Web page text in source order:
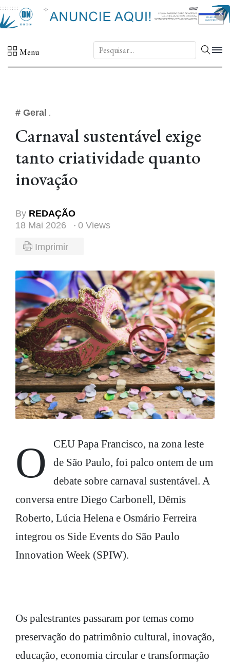
×
Menu DN.
# Geral
Carnaval sustentável exige
tanto criatividade quanto
inovação
By REDAÇÃO
18 Mai 2026
0 Views
Imprimir
O CEU Papa Francisco, na zona leste
de São Paulo, foi palco ontem de um
debate sobre carnaval sustentável. A
conversa entre Diego Carbonell, Dêmis
Roberto, Lúcia Helena e Osmário Ferreira
integrou os Side Events do São Paulo
Innovation Week (SPIW).
Os palestrantes passaram por temas como
preservação do patrimônio cultural, inovação,
educação, economia circular e transformação